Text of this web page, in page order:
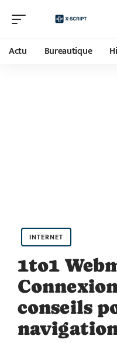
Actu Bureautique
INTERNET
1to1
conseils